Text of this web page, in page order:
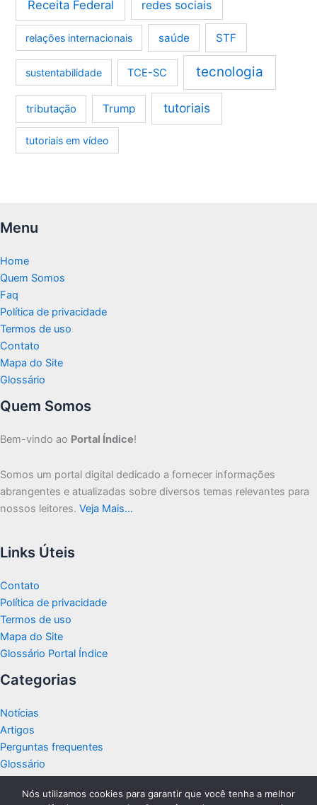
Receita Federal redes sociais
relações internacionais saúde STF
sustentabilidade TCE-SC tecnologia
tributação Trump tutoriais
tutoriais em vídeo
Menu
Home
Quem Somos
Faq
Política de privacidade
Termos de uso
Contato
Mapa do Site
Glossário
Quem Somos
Bem-vindo ao Portal Índice!
Somos um portal digital dedicado a fornecer informações
abrangentes e atualizadas sobre diversos temas relevantes para
nossos leitores. Veja Mais…
Links Úteis
Contato
Política de privacidade
Termos de uso
Mapa do Site
Glossário Portal Índice
Categorias
Notícias
Artigos
Perguntas frequentes
Glossário
Nós utilizamos cookies para garantir que você tenha a melhor